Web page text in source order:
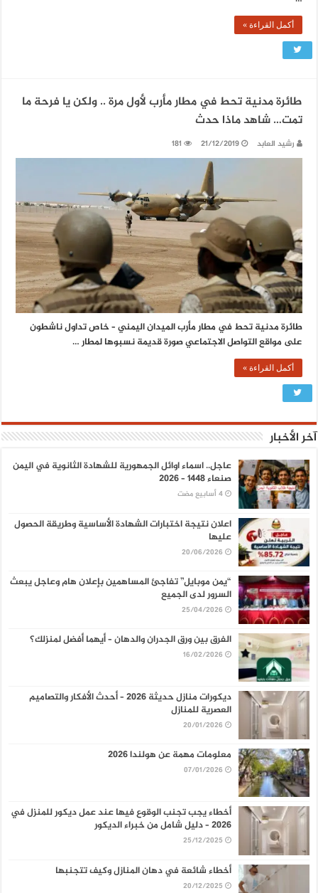
أكمل القراءة »
طائرة مدنية تحط في مطار مأرب لأول مرة .. ولكن يا فرحة ما
تمت… شاهد ماذا حدث
رشيد العابد 21/12/2019
181
طائرة مدنية تحط في مطار مأرب الميدان اليمني – خاص تداول ناشطون
على مواقع التواصل الاجتماعي صورة قديمة نسبوها لمطار …
أكمل القراءة »
آخر الأخبار
عاجل.. اسماء اوائل الجمهورية للشهادة الثانوية في اليمن
صنعاء 1448 – 2026
اعلان نتيجة اختبارات الشهادة الأساسية وطريقة الحصول
عليها
20/06/2026
“يمن موبايل” تفاجئ المساهمين بإعلان هام وعاجل يبعث
السرور لدى الجميع
25/04/2026
الفرق بين ورق الجدران والدهان – أيهما أفضل لمنزلك؟
16/02/2026
ديكورات منازل حديثة 2026 – أحدث الأفكار والتصاميم
العصرية للمنازل
20/01/2026
معلومات مهمة عن هولندا 2026
07/01/2026
أخطاء يجب تجنب الوقوع فيها عند عمل ديكور للمنزل في
2026 – دليل شامل من خبراء الديكور
25/12/2025
أخطاء شائعة في دهان المنازل وكيف تتجنبها
20/12/2025